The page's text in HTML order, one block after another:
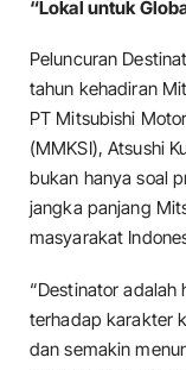
“Lokal untuk
Peluncuran
tahun kehadiran
PT Mitsubishi
(MMKSI), Atsushi
bukan hanya soal
jangka panjang
masyarakat
“Destinator
terhadap karakter
dan semakin